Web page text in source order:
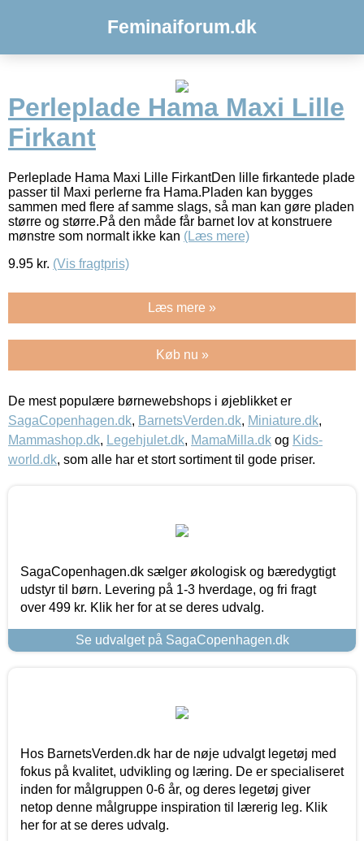
Feminaiforum.dk
Perleplade Hama Maxi Lille
Firkant
Perleplade Hama Maxi Lille FirkantDen lille firkantede plade
passer til Maxi perlerne fra Hama.Pladen kan bygges
sammen med flere af samme slags, så man kan gøre pladen
større og større.På den måde får barnet lov at konstruere
mønstre som normalt ikke kan (Læs mere)
9.95 kr. (Vis fragtpris)
Læs mere »
Køb nu »
De mest populære børnewebshops i øjeblikket er
SagaCopenhagen.dk, BarnetsVerden.dk, Miniature.dk,
Mammashop.dk, Legehjulet.dk, MamaMilla.dk og Kids-
world.dk, som alle har et stort sortiment til gode priser.
SagaCopenhagen.dk sælger økologisk og bæredygtigt
udstyr til børn. Levering på 1-3 hverdage, og fri fragt
over 499 kr. Klik her for at se deres udvalg.
Se udvalget på SagaCopenhagen.dk
Hos BarnetsVerden.dk har de nøje udvalgt legetøj med
fokus på kvalitet, udvikling og læring. De er specialiseret
inden for målgruppen 0-6 år, og deres legetøj giver
netop denne målgruppe inspiration til lærerig leg. Klik
her for at se deres udvalg.